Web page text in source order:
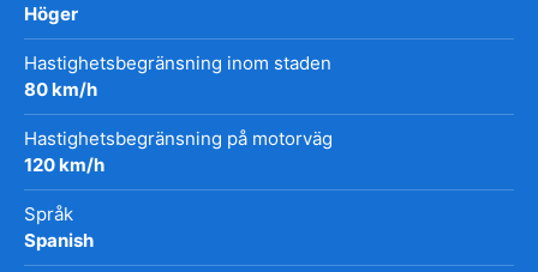
Höger
Hastighetsbegränsning inom staden
80 km/h
Hastighetsbegränsning på motorväg
120 km/h
Språk
Spanish